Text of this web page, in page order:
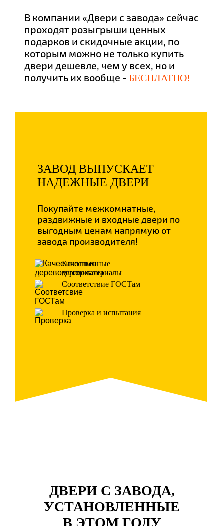
В компании «Двери с завода» сейчас
проходят розыгрыши ценных
подарков и скидочные акции, по
которым можно не только купить
двери дешевле, чем у всех, но и
получить их вообще -БЕСПЛАТНО!
ЗАВОД ВЫПУСКАЕТ
НАДЕЖНЫЕ ДВЕРИ
Покупайте межкомнатные,
раздвижные и входные двери по
выгодным ценам напрямую от
завода производителя!
Качественные
деревоматериалы
Соответствие ГОСТам
Проверка и испытания
ДВЕРИ С ЗАВОДА,
УСТАНОВЛЕННЫЕ
В ЭТОМ ГОДУ